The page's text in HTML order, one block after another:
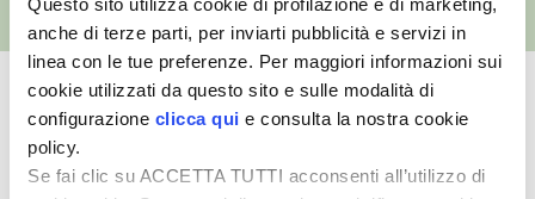
anche di terze parti, per inviarti pubblicità e servizi in
linea con le tue preferenze. Per maggiori informazioni sui
cookie utilizzati da questo sito e sulle modalità di
configurazione clicca qui e consulta la nostra cookie
policy.
Se fai clic su ACCETTA TUTTI acconsenti all’utilizzo di
EVENTI
Orto
15ª Fiera Mondiale
Peperoncino